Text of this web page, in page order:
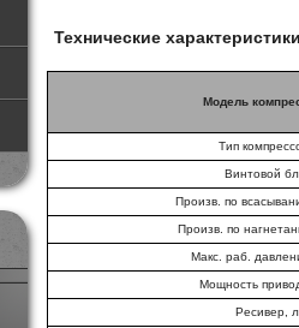
Технические
Модель
Тип
Винтовой
Произв. по
Произв. по
Макс. раб.
Мощность
Ресивер, л